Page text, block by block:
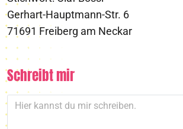
Gerhart-Hauptmann-Str. 6
71691 Freiberg am Neckar
Schreibt mir